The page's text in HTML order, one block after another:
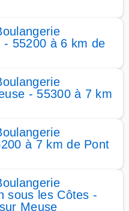
- 55200 à 6 km de
- 55300 à 7 km
à 7 km de Pont
sous les Côtes -
Meuse